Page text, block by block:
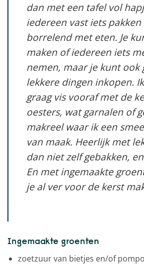
dan met een tafel vol
iedereen vast iets
borrelend met eten. Je
maken of iedereen iets
nemen, maar je kunt ook
lekkere dingen inkopen.
graag vis vooraf met de
oesters, wat garnalen of
makreel waar ik een
van maak. Heerlijk met
dan niet zelf gebakken,
En met ingemaakte
je al ver voor de kerst
Ingemaakte groenten
zoetzuur van bietjes en/of